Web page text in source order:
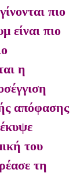
πιο
είναι πιο
η
απόφασης
του
τη